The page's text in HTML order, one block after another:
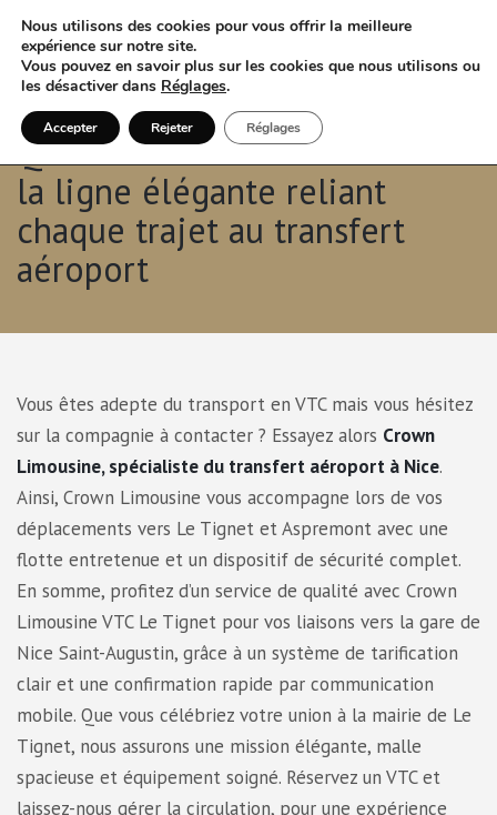
Quand le VTC à Nice devient
la ligne élégante reliant
chaque trajet au transfert
aéroport
Vous êtes adepte du transport en VTC mais vous hésitez
sur la compagnie à contacter ? Essayez alors Crown
Limousine, spécialiste du transfert aéroport à Nice.
Ainsi, Crown Limousine vous accompagne lors de vos
déplacements vers Le Tignet et Aspremont avec une
flotte entretenue et un dispositif de sécurité complet.
En somme, profitez d’un service de qualité avec Crown
Limousine VTC Le Tignet pour vos liaisons vers la gare de
Nice Saint-Augustin, grâce à un système de tarification
clair et une confirmation rapide par communication
mobile. Que vous célébriez votre union à la mairie de Le
Tignet, nous assurons une mission élégante, malle
spacieuse et équipement soigné. Réservez un VTC et
laissez-nous gérer la circulation, pour une expérience
Nous utilisons des cookies pour vous offrir la meilleure
expérience sur notre site.
Vous pouvez en savoir plus sur les cookies que nous utilisons ou
les désactiver dans Réglages.
Accepter Rejeter Réglages